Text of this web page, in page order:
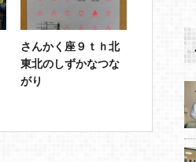
さんかく座９ｔｈ北
東北のしずかなつな
がり